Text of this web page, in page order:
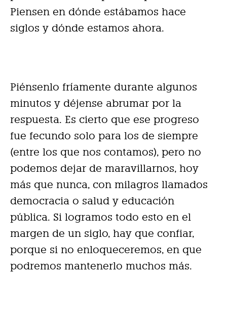
Piensen en dónde estábamos hace
siglos y dónde estamos ahora.
Piénsenlo fríamente durante algunos
minutos y déjense abrumar por la
respuesta. Es cierto que ese progreso
fue fecundo solo para los de siempre
(entre los que nos contamos), pero no
podemos dejar de maravillarnos, hoy
más que nunca, con milagros llamados
democracia o salud y educación
pública. Si logramos todo esto en el
margen de un siglo, hay que confiar,
porque si no enloqueceremos, en que
podremos mantenerlo muchos más.